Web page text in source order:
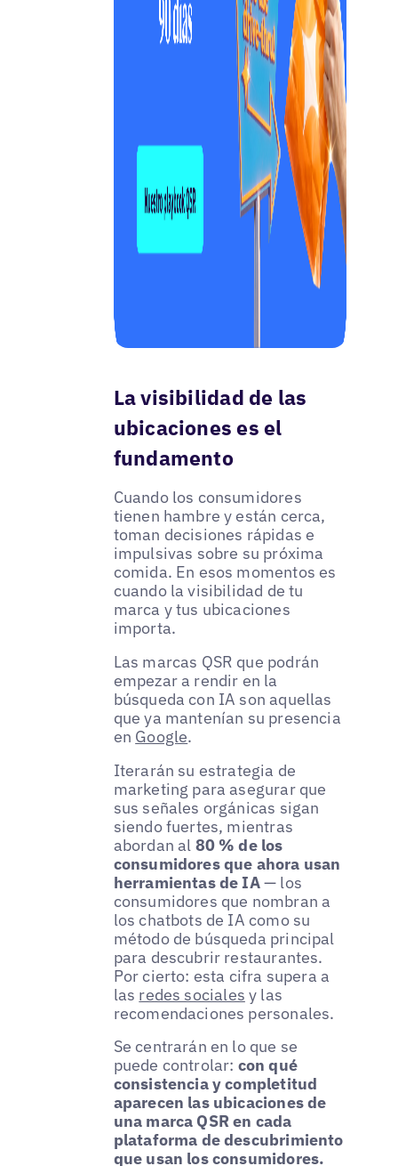
La visibilidad de las
ubicaciones es el
fundamento
Cuando los consumidores
tienen hambre y están cerca,
toman decisiones rápidas e
impulsivas sobre su próxima
comida. En esos momentos es
cuando la visibilidad de tu
marca y tus ubicaciones
importa.
Las marcas QSR que podrán
empezar a rendir en la
búsqueda con IA son aquellas
que ya mantenían su presencia
en Google.
Iterarán su estrategia de
marketing para asegurar que
sus señales orgánicas sigan
siendo fuertes, mientras
abordan al 80 % de los
consumidores que ahora usan
herramientas de IA— los
consumidores que nombran a
los chatbots de IA como su
método de búsqueda principal
para descubrir restaurantes.
Por cierto: esta cifra supera a
las redes sociales y las
recomendaciones personales.
Se centrarán en lo que se
puede controlar: con qué
consistencia y completitud
aparecen las ubicaciones de
una marca QSR en cada
plataforma de descubrimiento
que usan los consumidores.